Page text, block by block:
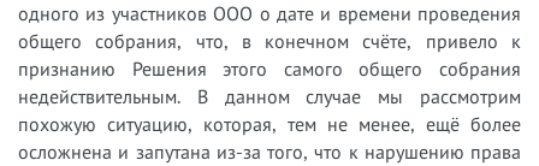
одного из участников ООО о дате и времени проведения
общего собрания, что, в конечном счёте, привело к
признанию Решения этого самого общего собрания
недействительным. В данном случае мы рассмотрим
похожую ситуацию, которая, тем не менее, ещё более
осложнена и запутана из-за того, что к нарушению права